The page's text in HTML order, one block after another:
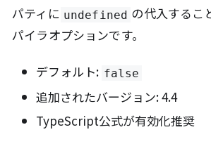
パティに undefined の代入するこ
パイラオプションです。
デフォルト: false
追加されたバージョン: 4.4
TypeScript公式が有効化推奨